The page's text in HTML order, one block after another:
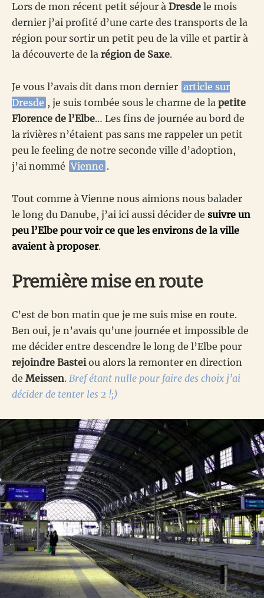
Lors de mon récent petit séjour à Dresde le mois
dernier j’ai profité d’une carte des transports de la
région pour sortir un petit peu de la ville et partir à
la découverte de la région de Saxe.
Je vous l’avais dit dans mon dernier article sur
Dresde , je suis tombée sous le charme de la petite
Florence de l’Elbe… Les fins de journée au bord de
la rivières n’étaient pas sans me rappeler un petit
peu le feeling de notre seconde ville d’adoption,
j’ai nommé Vienne .
Tout comme à Vienne nous aimions nous balader
le long du Danube, j’ai ici aussi décider de suivre un
peu l’Elbe pour voir ce que les environs de la ville
avaient à proposer.
Première mise en route
C’est de bon matin que je me suis mise en route.
Ben oui, je n’avais qu’une journée et impossible de
me décider entre descendre le long de l’Elbe pour
rejoindre Basteiou alors la remonter en direction
de Meissen. Bref étant nulle pour faire des choix j’ai
décider de tenter les 2 !;)